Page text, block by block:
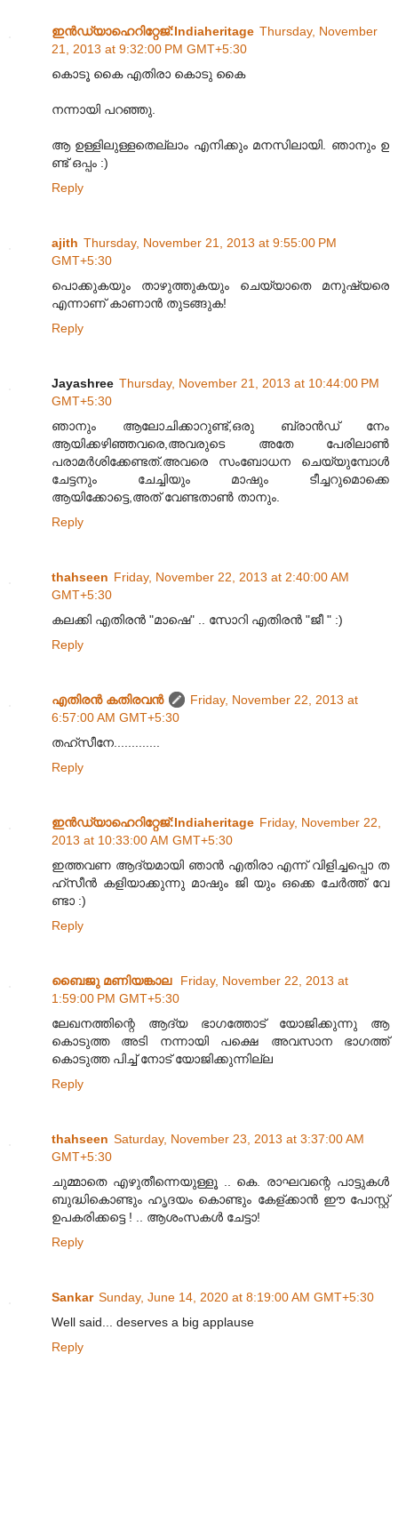
ഇന്‍ഡ്യാഹെറിറ്റേജ്‌:Indiaheritage Thursday, November
21, 2013 at 9:32:00 PM GMT+5:30
കൊടൂ കൈ എതിരാ കൊടു കൈ
നന്നായി പറഞ്ഞു.
ആ ഉള്ളിലുള്ളതെല്ലാം എനിക്കും മനസിലായി. ഞാനും ഉ
ണ്ട് ഒപ്പം :)
Reply
ajith Thursday, November 21, 2013 at 9:55:00 PM
GMT+5:30
പൊക്കുകയും താഴുത്തുകയും ചെയ്യാതെ മനുഷ്യരെ
എന്നാണ് കാണാന്‍ തുടങ്ങുക!
Reply
Jayashree Thursday, November 21, 2013 at 10:44:00 PM
GMT+5:30
ഞാനും ആലോചിക്കാറുണ്ട്,ഒരു ബ്രാൻഡ് നേം
ആയിക്കഴിഞ്ഞവരെ,അവരുടെ അതേ പേരിലാണ്‍
പരാമർശിക്കേണ്ടത്.അവരെ സംബോധന ചെയ്യുമ്പോൾ
ചേട്ടനും ചേച്ചിയും മാഷും ടീച്ചറുമൊക്കെ
ആയിക്കോട്ടെ,അത് വേണ്ടതാണ്‍ താനും.
Reply
thahseen Friday, November 22, 2013 at 2:40:00 AM
GMT+5:30
കലക്കി എതിരൻ "മാഷെ" .. സോറി എതിരൻ "ജീ " :)
Reply
എതിരന്‍ കതിരവന്‍
Friday, November 22, 2013 at
6:57:00 AM GMT+5:30
തഹ്സീനേ.............
Reply
ഇന്‍ഡ്യാഹെറിറ്റേജ്‌:Indiaheritage Friday, November 22,
2013 at 10:33:00 AM GMT+5:30
ഇത്തവണ ആദ്യമായി ഞാൻ എതിരാ എന്ന് വിളിച്ചപ്പൊ ത
ഹ്സീൻ കളിയാക്കുന്നു മാഷും ജി യും ഒക്കെ ചേർത്ത് വേ
ണ്ടാ :)
Reply
ബൈജു മണിയങ്കാല
Friday, November 22, 2013 at
1:59:00 PM GMT+5:30
ലേഖനത്തിന്റെ ആദ്യ ഭാഗത്തോട് യോജിക്കുന്നു ആ
കൊടുത്ത അടി നന്നായി പക്ഷെ അവസാന ഭാഗത്ത്‌
കൊടുത്ത പിച്ച് നോട് യോജിക്കുന്നില്ല
Reply
thahseen Saturday, November 23, 2013 at 3:37:00 AM
GMT+5:30
ചുമ്മാതെ എഴുതീന്നെയുള്ളൂ .. കെ. രാഘവന്റെ പാട്ടുകൾ
ബുദ്ധികൊണ്ടും ഹൃദയം കൊണ്ടും കേള്ക്കാൻ ഈ പോസ്റ്റ്
ഉപകരിക്കട്ടെ ! .. ആശംസകൾ ചേട്ടാ!
Reply
Sankar Sunday, June 14, 2020 at 8:19:00 AM GMT+5:30
Well said... deserves a big applause
Reply